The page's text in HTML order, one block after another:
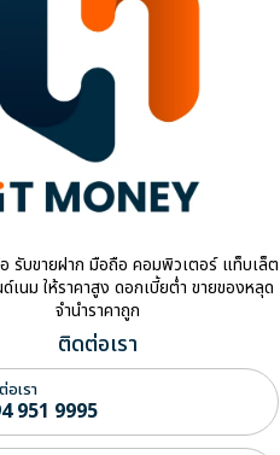
รับขายฝาก มือถือ คอมพิวเตอร์ แท็บเล็ต
เนม ให้ราคาสูง ดอกเบี้ยต่ำ ขายของหลุด
จำนำราคาถูก
ติดต่อเรา
อเรา
951 9995